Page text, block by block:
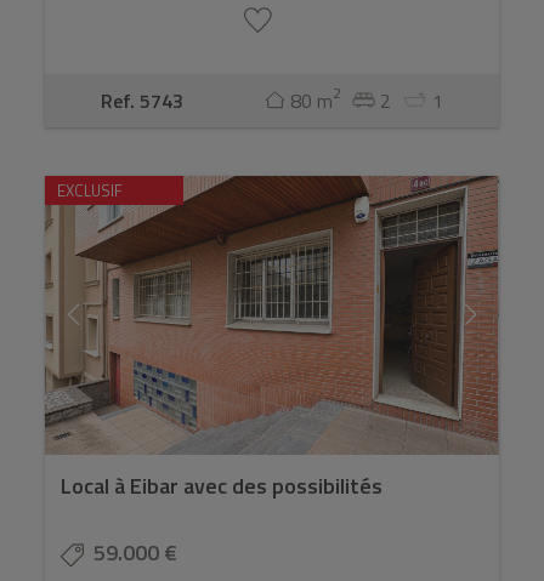
Ref. 5743 80 m2 2 1
EXCLUSIF
Local à Eibar avec des possibilités
59.000 €